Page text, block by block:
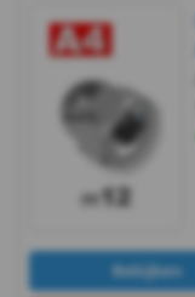
-
m8
DIN
1587
- Bekijken